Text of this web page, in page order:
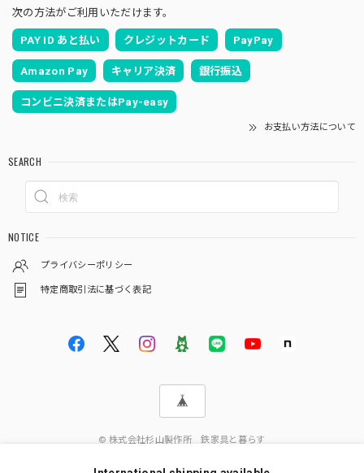
次の方法がご利用いただけます。
PAY ID あと払い クレジットカード PayPay
Amazon Pay キャリア決済 銀行振込
コンビニ決済またはPay-easy
お支払い方法について
SEARCH
NOTICE
プライバシーポリシー
特定商取引法に基づく表記
© 株式会社杉山製作所 鉄家具と暮らす